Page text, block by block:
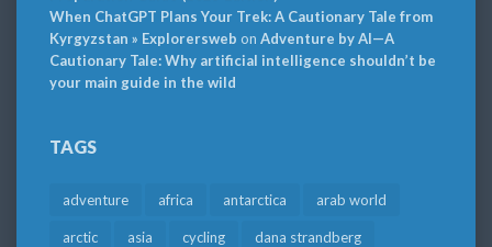
When ChatGPT Plans Your Trek: A Cautionary Tale from
Kyrgyzstan » Explorersweb on Adventure by AI—A
Cautionary Tale: Why artificial intelligence shouldn’t be
your main guide in the wild
TAGS
adventure africa antarctica arab world
arctic asia cycling dana strandberg